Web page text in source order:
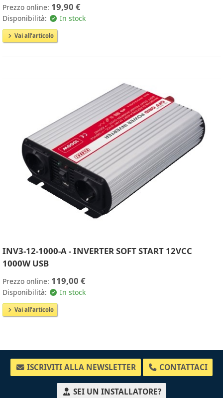
Prezzo online: 19,90 €
Disponibilità: In stock
Vai all'articolo
INV3-12-1000-A - INVERTER SOFT START 12VCC
1000W USB
Prezzo online: 119,00 €
Disponibilità: In stock
Vai all'articolo
ISCRIVITI ALLA NEWSLETTER CONTATTACI
SEI UN INSTALLATORE?